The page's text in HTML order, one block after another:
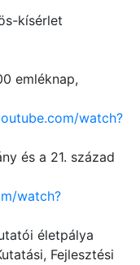
kísérlet
emléknap,
watch?
és a 21. század
watch?
életpálya
Fejlesztési